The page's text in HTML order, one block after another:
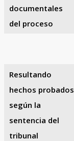
documentales
del proceso
Resultando
hechos probados
según la
sentencia del
tribunal